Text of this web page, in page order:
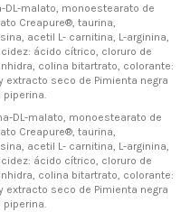
DL-malato, monoestearato de
Creapure®, taurina,
acetil L- carnitina, L-arginina,
ácido cítrico, cloruro de
colina bitartrato, colorante:
extracto seco de Pimienta negra
DL-malato, monoestearato de
Creapure®, taurina,
acetil L- carnitina, L-arginina,
ácido cítrico, cloruro de
colina bitartrato, colorante:
extracto seco de Pimienta negra
piperina.